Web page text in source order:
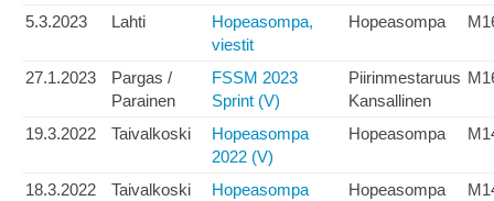
5.3.2023
Lahti
Hopeasompa,
viestit
Hopeasompa
27.1.2023
Pargas /
Parainen
FSSM 2023
Sprint (V)
Piirinmestaruus
Kansallinen
19.3.2022 Taivalkoski
Hopeasompa
2022 (V)
Hopeasompa
18.3.2022 Taivalkoski
Hopeasompa
Hopeasompa